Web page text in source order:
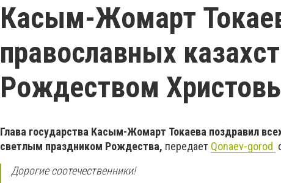
Касым-Жомарт
православных
Рождеством
Глава государства Касым-Жомарт Токаева поздравил
светлым праздником Рождества, передает Qonaev-gorod
Дорогие соотечественники!